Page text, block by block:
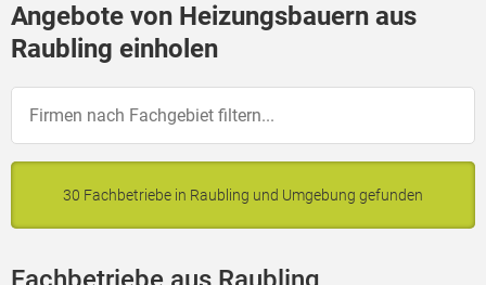
Angebote von Heizungsbauern aus
Raubling einholen
30 Fachbetriebe in Raubling und Umgebung gefunden